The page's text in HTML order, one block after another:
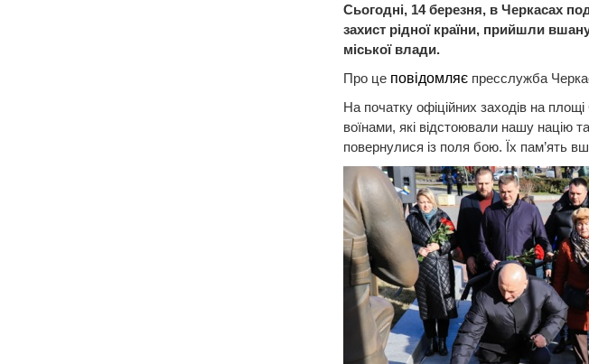
Сьогодні, 14 березня, в Черкасах
захист рідної країни, прийшли
міської влади.
Про це повідомляєпресслужба
На початку офіційних заходів на
воїнами, які відстоювали нашу націю
повернулися із поля бою. Їх пам’ять